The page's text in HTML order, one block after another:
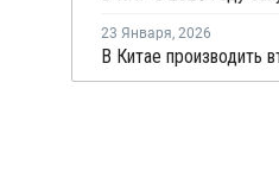
23 Января, 2026